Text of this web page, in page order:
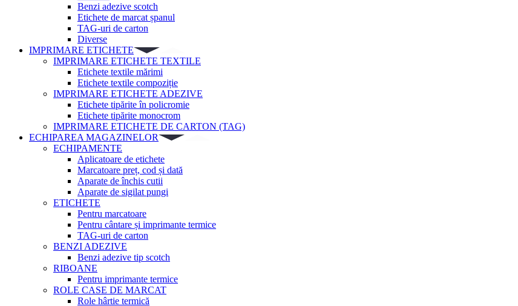
Benzi adezive scotch
Etichete de marcat șpanul
TAG-uri de carton
Diverse
IMPRIMARE ETICHETE
IMPRIMARE ETICHETE TEXTILE
Etichete textile mărimi
Etichete textile compoziție
IMPRIMARE ETICHETE ADEZIVE
Etichete tipărite în policromie
Etichete tipărite monocrom
IMPRIMARE ETICHETE DE CARTON (TAG)
ECHIPAREA MAGAZINELOR
ECHIPAMENTE
Aplicatoare de etichete
Marcatoare preț, cod și dată
Aparate de închis cutii
Aparate de sigilat pungi
ETICHETE
Pentru marcatoare
Pentru cântare și imprimante termice
TAG-uri de carton
BENZI ADEZIVE
Benzi adezive tip scotch
RIBOANE
Pentru imprimante termice
ROLE CASE DE MARCAT
Role hârtie termică